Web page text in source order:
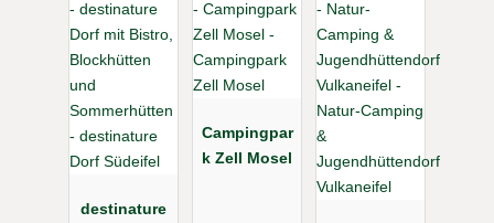
destinature
Campingpar
k Zell Mosel